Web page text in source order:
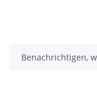
Benachrichtigen,